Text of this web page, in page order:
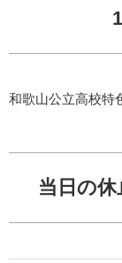
和歌山公立高校特
当日の